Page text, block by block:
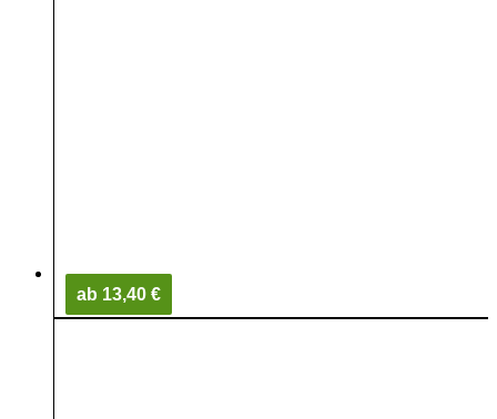
ab 13,40 €